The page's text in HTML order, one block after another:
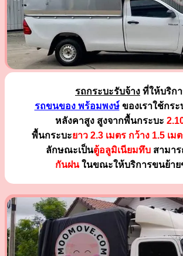
รถกระบะรับจ้าง ที่ให้บริก
รถขนของ พร้อมพงษ์ของเราใช้กระ
หลังคาสูง สูงจากพื้นกระบะ
พื้นกระบะยาว 2.3 เมตร กว้าง 1.5 เม
ลักษณะเป็นตู้อลูมิเนียมทึบ สามา
กันฝนในขณะให้บริการขนย้าย